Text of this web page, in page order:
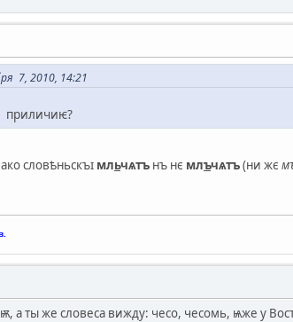
7, 2010, 14:21
словѣньскъɪ мльчѧтъ нъ нє млъчѧтъ(ни жє
а ты же словеса вижду: чесо, чесомь, ѩже у